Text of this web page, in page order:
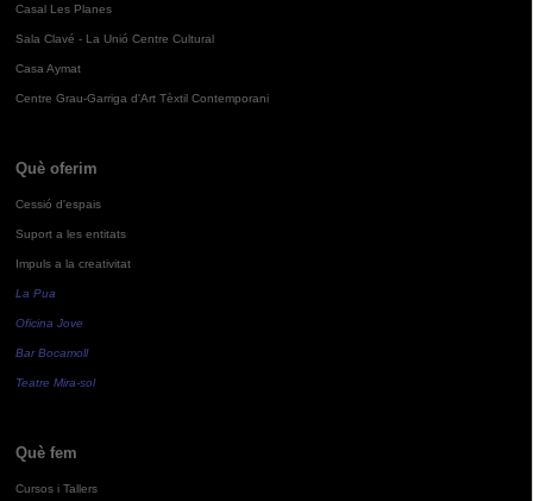
Casal Les Planes
Sala Clavé - La Unió Centre Cultural
Casa Aymat
Centre Grau-Garriga d'Art Tèxtil Contemporani
Què oferim
Cessió d'espais
Suport a les entitats
Impuls a la creativitat
La Pua
Oficina Jove
Bar Bocamoll
Teatre Mira-sol
Què fem
Cursos i Tallers